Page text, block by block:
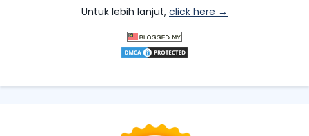
Untuk lebih lanjut, click here →